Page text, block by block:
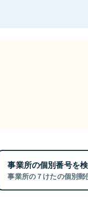
事業所の個別番号を
事業所の７けたの個別郵